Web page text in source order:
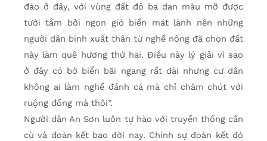
đáo ở đây, với vùng đất đỏ ba dan màu mỡ được
tưới tắm bởi ngọn gió biển mát lành nên những
người dân binh xuất thân từ nghề nông đã chọn đất
này làm quê hương thứ hai. Điều này lý giải vì sao
ở đây có bờ biển bãi ngang rất dài nhưng cư dân
không ai làm nghề đánh cá mà chỉ chăm chút với
ruộng đồng mà thôi”.
Người dân An Sơn luôn tự hào với truyền thống cần
cù và đoàn kết bao đời nay. Chính sự đoàn kết đó